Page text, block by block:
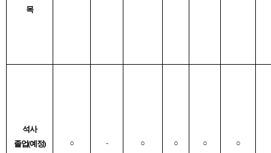
목
석사
졸업(예정)
○ - ○ ○ ○ ○